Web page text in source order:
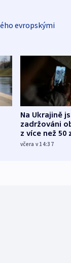
evropskými
Na Ukrajině
zadržováni
z více než 50
Bojovali na
včera v 14:37